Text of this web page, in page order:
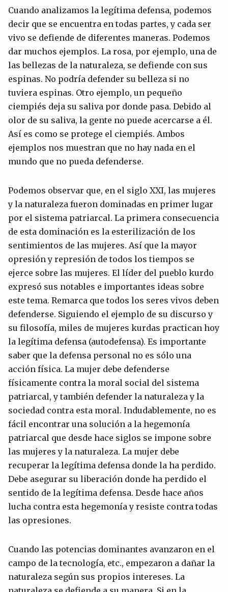
Cuando analizamos la legítima defensa, podemos
decir que se encuentra en todas partes, y cada ser
vivo se defiende de diferentes maneras. Podemos
dar muchos ejemplos. La rosa, por ejemplo, una de
las bellezas de la naturaleza, se defiende con sus
espinas. No podría defender su belleza si no
tuviera espinas. Otro ejemplo, un pequeño
ciempiés deja su saliva por donde pasa. Debido al
olor de su saliva, la gente no puede acercarse a él.
Así es como se protege el ciempiés. Ambos
ejemplos nos muestran que no hay nada en el
mundo que no pueda defenderse.
Podemos observar que, en el siglo XXI, las mujeres
y la naturaleza fueron dominadas en primer lugar
por el sistema patriarcal. La primera consecuencia
de esta dominación es la esterilización de los
sentimientos de las mujeres. Así que la mayor
opresión y represión de todos los tiempos se
ejerce sobre las mujeres. El líder del pueblo kurdo
expresó sus notables e importantes ideas sobre
este tema. Remarca que todos los seres vivos deben
defenderse. Siguiendo el ejemplo de su discurso y
su filosofía, miles de mujeres kurdas practican hoy
la legítima defensa (autodefensa). Es importante
saber que la defensa personal no es sólo una
acción física. La mujer debe defenderse
físicamente contra la moral social del sistema
patriarcal, y también defender la naturaleza y la
sociedad contra esta moral. Indudablemente, no es
fácil encontrar una solución a la hegemonía
patriarcal que desde hace siglos se impone sobre
las mujeres y la naturaleza. La mujer debe
recuperar la legítima defensa donde la ha perdido.
Debe asegurar su liberación donde ha perdido el
sentido de la legítima defensa. Desde hace años
lucha contra esta hegemonía y resiste contra todas
las opresiones.
Cuando las potencias dominantes avanzaron en el
campo de la tecnología, etc., empezaron a dañar la
naturaleza según sus propios intereses. La